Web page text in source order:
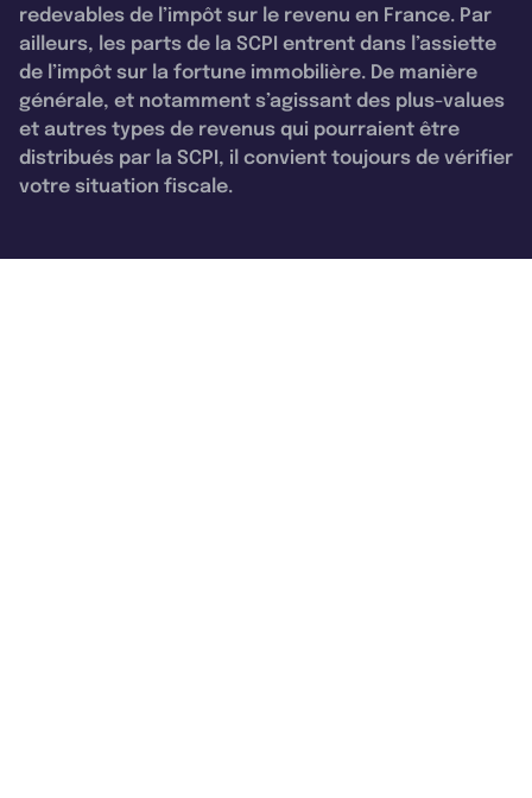
redevables de l’impôt sur le revenu en France. Par
ailleurs, les parts de la SCPI entrent dans l’assiette
de l’impôt sur la fortune immobilière. De manière
générale, et notamment s’agissant des plus-values
et autres types de revenus qui pourraient être
distribués par la SCPI, il convient toujours de vérifier
votre situation fiscale.